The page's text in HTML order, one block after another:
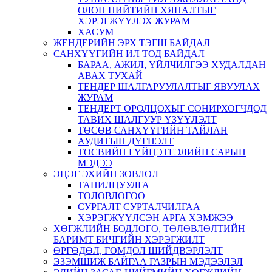
ОЛОН НИЙТИЙН ХЯНАЛТЫГ
ХЭРЭГЖҮҮЛЭХ ЖУРАМ
ХАСУМ
ЖЕНДЕРИЙН ЭРХ ТЭГШ БАЙДАЛ
САНХҮҮГИЙН ИЛ ТОД БАЙДАЛ
БАРАА, АЖИЛ, ҮЙЛЧИЛГЭЭ ХУДАЛДАН
АВАХ ТУХАЙ
ТЕНДЕР ШАЛГАРУУЛАЛТЫГ ЯВУУЛАХ
ЖУРАМ
ТЕНДЕРТ ОРОЛЦОХЫГ СОНИРХОГЧДОД
ТАВИХ ШАЛГУУР ҮЗҮҮЛЭЛТ
ТӨСӨВ САНХҮҮГИЙН ТАЙЛАН
АУДИТЫН ДҮГНЭЛТ
ТӨСВИЙН ГҮЙЦЭТГЭЛИЙН САРЫН
МЭДЭЭ
ЭЦЭГ ЭХИЙН ЗӨВЛӨЛ
ТАНИЛЦУУЛГА
ТӨЛӨВЛӨГӨӨ
СУРГАЛТ СУРТАЛЧИЛГАА
ХЭРЭГЖҮҮЛСЭН АРГА ХЭМЖЭЭ
ХӨГЖЛИЙН БОДЛОГО, ТӨЛӨВЛӨЛТИЙН
БАРИМТ БИЧГИЙН ХЭРЭГЖИЛТ
ӨРГӨДӨЛ, ГОМДОЛ ШИЙДВЭРЛЭЛТ
ЭЗЭМШИЖ БАЙГАА ГАЗРЫН МЭДЭЭЛЭЛ